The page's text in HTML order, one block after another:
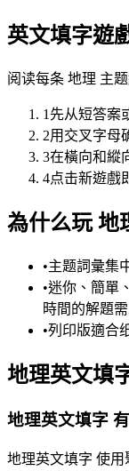
英文填字遊
阅读每条 地理 主
1 先从短答案
2用交叉字母
3在橫向和縱
4点击新遊戲
為什么玩 地
•主题詞彙集
•迷你、簡單
時間的解題需
•列印版適合
地理英文填
地理英文填字
地理英文填字 使用